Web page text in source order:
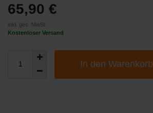
65,90 €
inkl. ges. MwSt
Kostenloser Versand
In den Warenkorb